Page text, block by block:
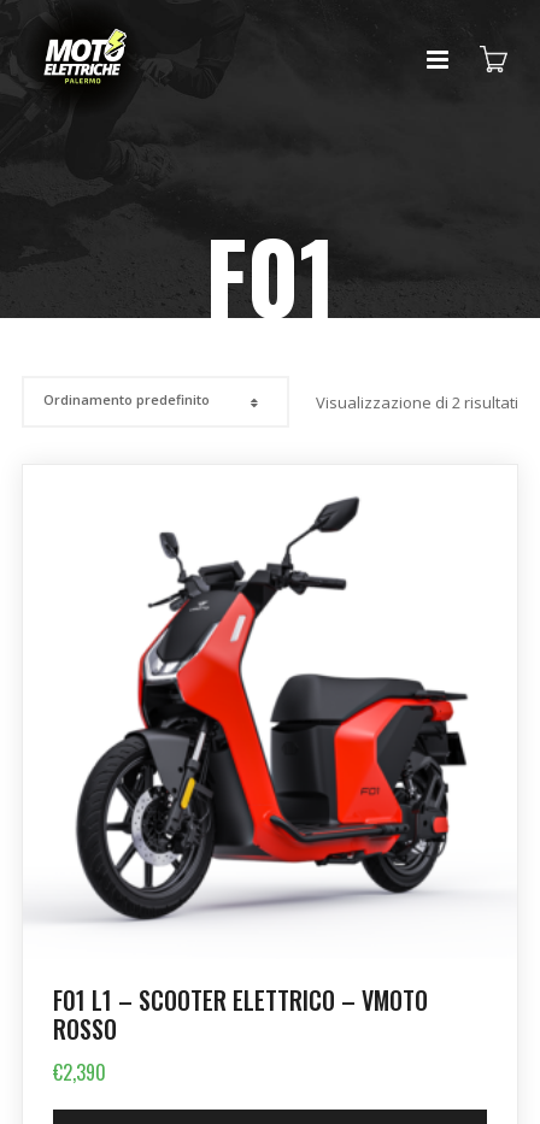
F01
Visualizzazione di 2 risultati
F01 L1 – SCOOTER ELETTRICO – VMOTO
ROSSO
€2,390